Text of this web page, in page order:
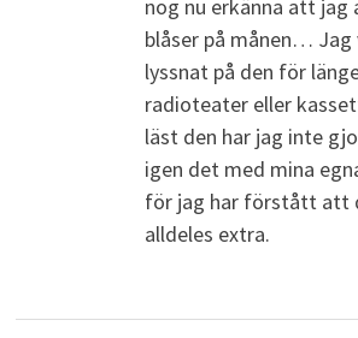
nog nu erkänna att jag
blåser på månen…
lyssnat på den för
radioteater eller
läst den har jag inte
igen det med mina
för jag har förstått att
alldeles extra.